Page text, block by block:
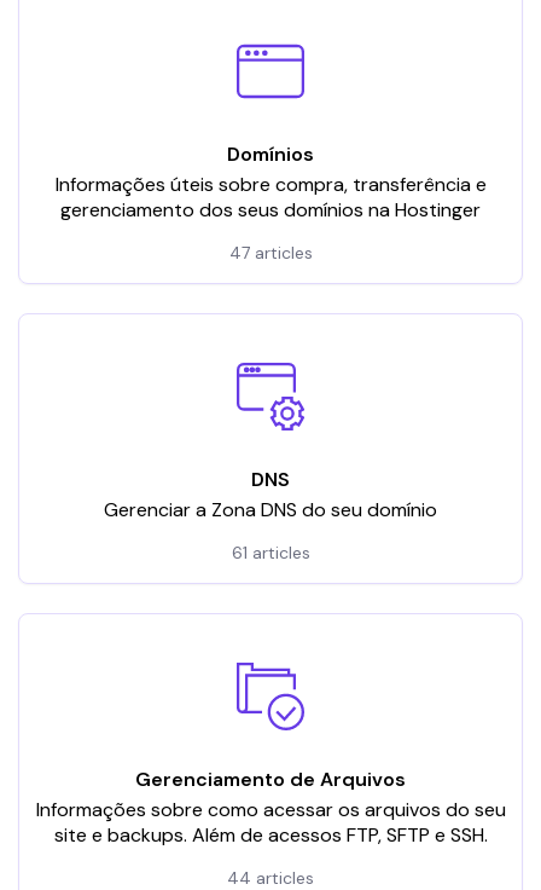
Domínios
Informações úteis sobre compra, transferência e
gerenciamento dos seus domínios na Hostinger
47 articles
DNS
Gerenciar a Zona DNS do seu domínio
61 articles
Gerenciamento de Arquivos
Informações sobre como acessar os arquivos do seu
site e backups. Além de acessos FTP, SFTP e SSH.
44 articles